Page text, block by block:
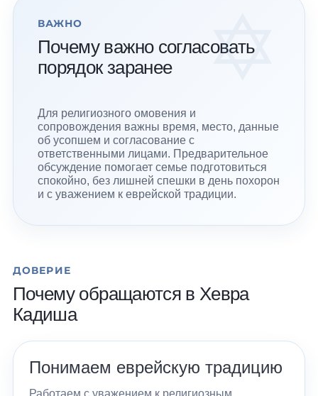
ВАЖНО
Почему важно согласовать
порядок заранее
Для религиозного омовения и
сопровождения важны время, место, данные
об усопшем и согласование с
ответственными лицами. Предварительное
обсуждение помогает семье подготовиться
спокойно, без лишней спешки в день похорон
и с уважением к еврейской традиции.
ДОВЕРИЕ
Почему обращаются в Хевра
Кадиша
Понимаем еврейскую традицию
Работаем с уважением к религиозным